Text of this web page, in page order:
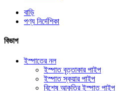
বাড়ি
পণ্য নির্দেশিকা
বিভাগ
ইস্পাতের নল
ইস্পাত বৃত্তাকার পাইপ
ইস্পাত স্কয়ার পাইপ
বিশেষ আকৃতির ইস্পাত পাইপ